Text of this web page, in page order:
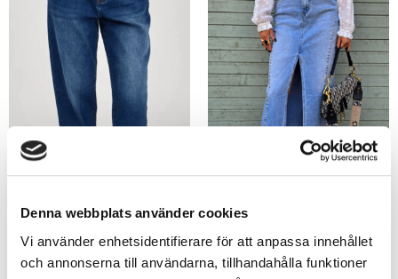
Denna webbplats använder cookies
Vi använder enhetsidentifierare för att anpassa innehållet
och annonserna till användarna, tillhandahålla funktioner
Mörka, XS-XXL
699kr
349,50kr
Stretchig Jeanskjol med nitar
599
299,50kr